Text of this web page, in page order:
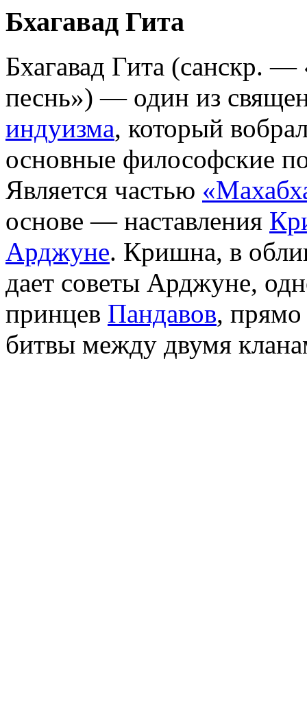
Бхагавад Гита
Бхагавад Гита (санскр. —
песнь») — один из
индуизма, который
основные философские
Является частью
основе — наставления
Арджуне. Кришна, в
дает советы Арджуне,
принцев Пандавов, прямо
битвы между двумя